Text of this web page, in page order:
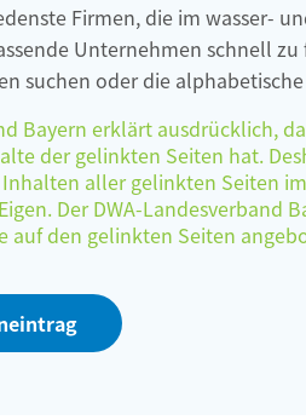
Firmen, die im wasser-
Unternehmen schnell
suchen oder die
Bayern erklärt ausdrücklich,
der gelinkten Seiten hat.
aller gelinkten Seiten
Der DWA-Landesverband
auf den gelinkten Seiten